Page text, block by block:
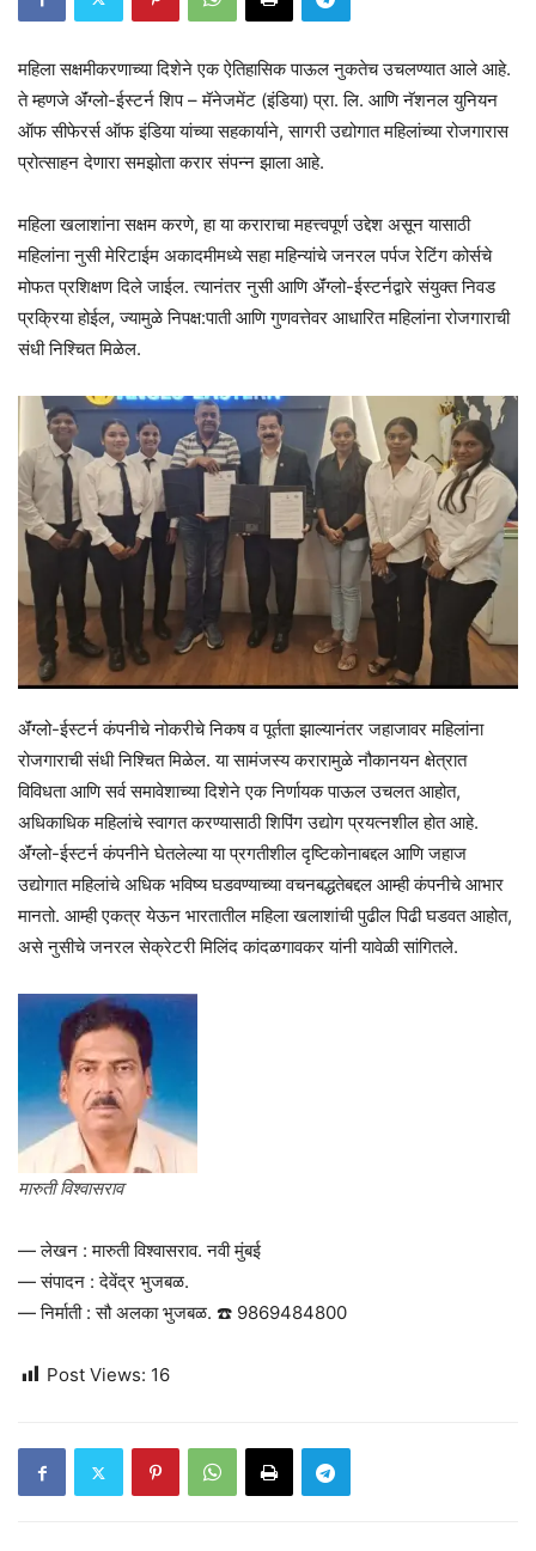
महिला सक्षमीकरणाच्या दिशेने एक ऐतिहासिक पाऊल नुकतेच उचलण्यात आले आहे.
ते म्हणजे ॲंग्लो-ईस्टर्न शिप – मॅनेजमेंट (इंडिया) प्रा. लि. आणि नॅशनल युनियन
ऑफ सीफेरर्स ऑफ इंडिया यांच्या सहकार्याने, सागरी उद्योगात महिलांच्या रोजगारास
प्रोत्साहन देणारा समझोता करार संपन्न झाला आहे.
महिला खलाशांना सक्षम करणे, हा या कराराचा महत्त्वपूर्ण उद्देश असून यासाठी
महिलांना नुसी मेरिटाईम अकादमीमध्ये सहा महिन्यांचे जनरल पर्पज रेटिंग कोर्सचे
मोफत प्रशिक्षण दिले जाईल. त्यानंतर नुसी आणि ॲंग्लो-ईस्टर्नद्वारे संयुक्त निवड
प्रक्रिया होईल, ज्यामुळे निपक्ष:पाती आणि गुणवत्तेवर आधारित महिलांना रोजगाराची
संधी निश्चित मिळेल.
ॲंग्लो-ईस्टर्न कंपनीचे नोकरीचे निकष व पूर्तता झाल्यानंतर जहाजावर महिलांना
रोजगाराची संधी निश्चित मिळेल. या सामंजस्य करारामुळे नौकानयन क्षेत्रात
विविधता आणि सर्व समावेशाच्या दिशेने एक निर्णायक पाऊल उचलत आहोत,
अधिकाधिक महिलांचे स्वागत करण्यासाठी शिपिंग उद्योग प्रयत्नशील होत आहे.
ॲंग्लो-ईस्टर्न कंपनीने घेतलेल्या या प्रगतीशील दृष्टिकोनाबद्दल आणि जहाज
उद्योगात महिलांचे अधिक भविष्य घडवण्याच्या वचनबद्धतेबद्दल आम्ही कंपनीचे आभार
मानतो. आम्ही एकत्र येऊन भारतातील महिला खलाशांची पुढील पिढी घडवत आहोत,
असे नुसीचे जनरल सेक्रेटरी मिलिंद कांदळगावकर यांनी यावेळी सांगितले.
मारुती विश्वासराव
— लेखन : मारुती विश्वासराव. नवी मुंबई
— संपादन : देवेंद्र भुजबळ.
— निर्माती : सौ अलका भुजबळ. ☎️ 9869484800
Post Views: 16